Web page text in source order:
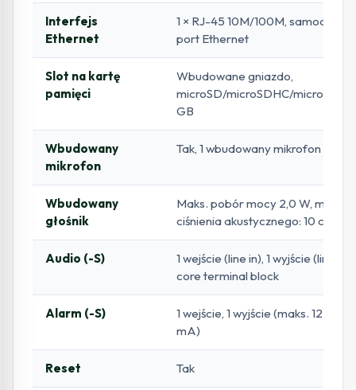
Interfejs
Ethernet
1 × RJ-45 10M/100M,
port Ethernet
Slot na kartę
pamięci
Wbudowane gniazdo,
microSD/microSDHC/
GB
Wbudowany
mikrofon
Tak, 1 wbudowany mikrofon
Wbudowany
głośnik
Maks. pobór mocy 2,0 W, maks.
ciśnienia akustycznego: 10 cm:
Audio (-S)
1 wejście (line in), 1 wyjście (line
core terminal block
Alarm (-S)
1 wejście, 1 wyjście (maks. 12
mA)
Reset Tak